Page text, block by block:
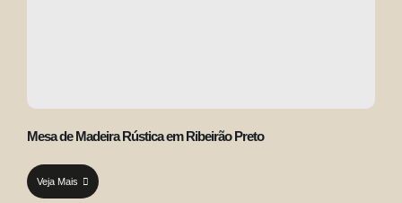
Mesa de Madeira Rústica em Ribeirão Preto
Veja Mais